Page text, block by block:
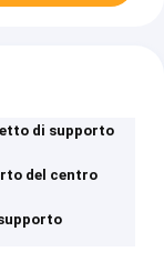
di supporto
del centro